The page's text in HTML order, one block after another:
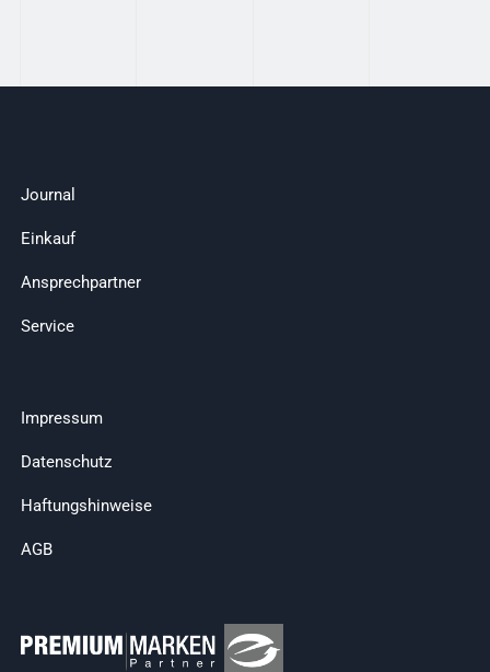
Journal
Einkauf
Ansprechpartner
Service
Impressum
Datenschutz
Haftungshinweise
AGB